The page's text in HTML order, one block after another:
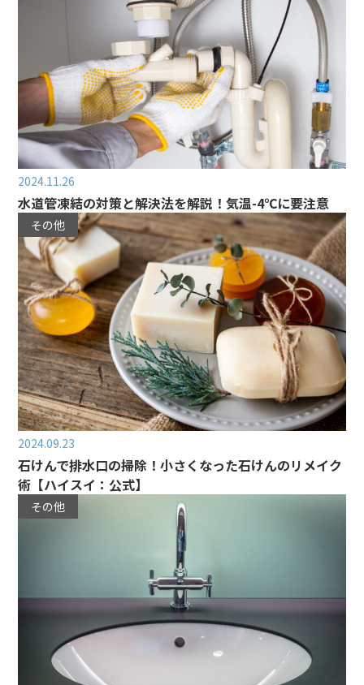
2024.11.26
水道管凍結の対策と解決法を解説！気温-4℃に要注意
その他
2024.09.23
石けんで排水口の掃除！小さくなった石けんのリメイク
術【ハイスイ：公式】
その他